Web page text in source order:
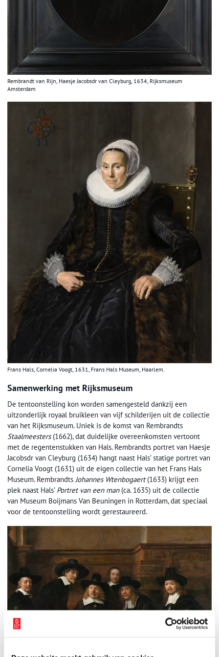
Rembrandt van Rijn, Haesje Jacobsdr van Cleyburg, 1634, Rijksmuseum
Amsterdam
Frans Hals, Cornelia Voogt, 1631, Frans Hals Museum, Haarlem.
Samenwerking met Rijksmuseum
De tentoonstelling kon worden samengesteld dankzij een
uitzonderlijk royaal bruikleen van vijf schilderijen uit de collectie
van het Rijksmuseum. Uniek is de komst van Rembrandts
Staalmeesters (1662), dat duidelijke overeenkomsten vertoont
met de regentenstukken van Hals. Rembrandts portret van Haesje
Jacobsdr van Cleyburg (1634) hangt naast Hals’ statige portret van
Cornelia Voogt (1631) uit de eigen collectie van het Frans Hals
Museum. Rembrandts Johannes Wtenbogaert(1633) krijgt een
plek naast Hals’ Portret van een man (ca. 1635) uit de collectie
van Museum Boijmans Van Beuningen in Rotterdam, dat speciaal
voor de tentoonstelling wordt gerestaureerd.